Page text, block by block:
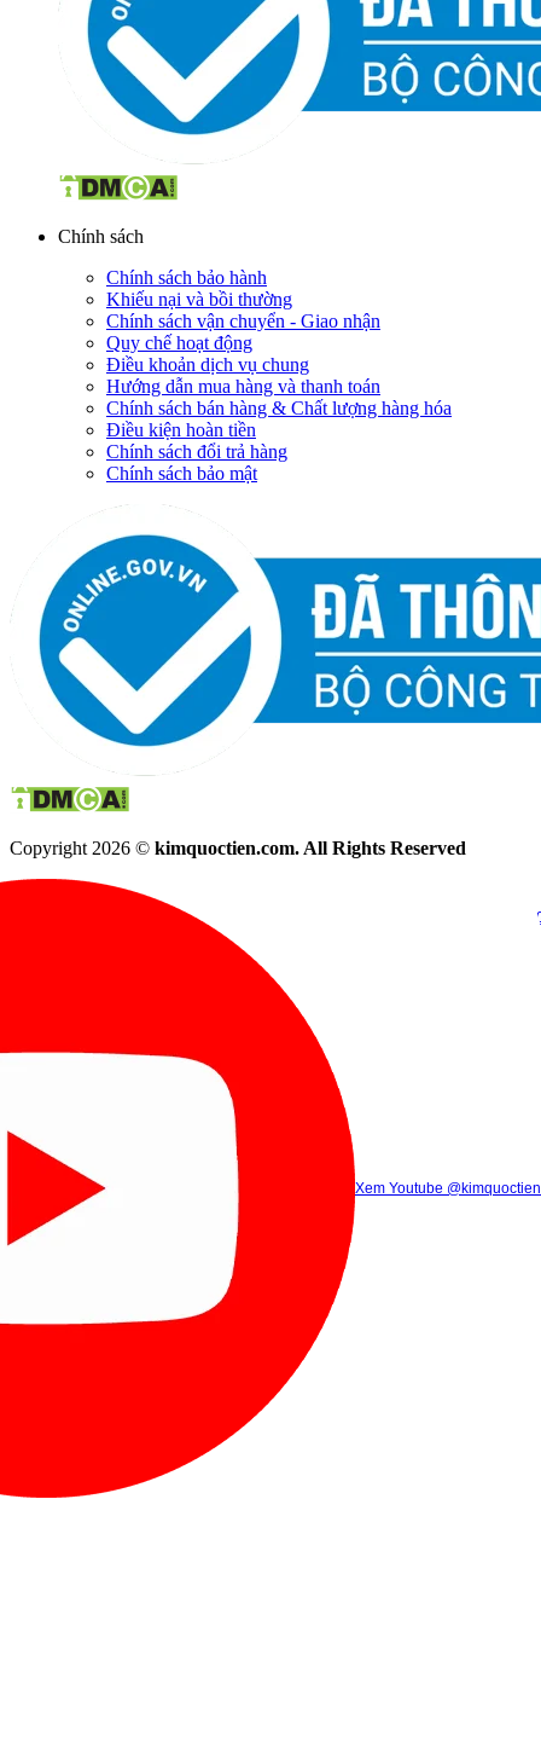
Chính sách
Chính sách bảo hành
Khiếu nại và bồi thường
Chính sách vận chuyển - Giao nhận
Quy chế hoạt động
Điều khoản dịch vụ chung
Hướng dẫn mua hàng và thanh toán
Chính sách bán hàng & Chất lượng hàng hóa
Điều kiện hoàn tiền
Chính sách đổi trả hàng
Chính sách bảo mật
Copyright 2026 © kimquoctien.com. All Rights Reserved
Xem Tik Tok
(8h00 - 21h30)
(8h00 -
Gọi điện (8h00 - 21h30)
Xem Youtube @kimquoctien